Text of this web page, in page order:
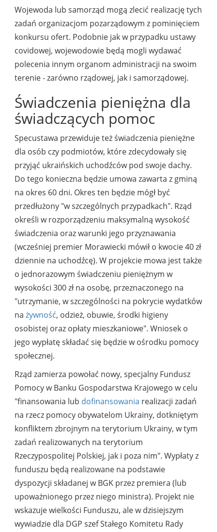
Wojewoda lub samorząd mogą zlecić realizację tych
zadań organizacjom pozarządowym z pominięciem
konkursu ofert. Podobnie jak w przypadku ustawy
covidowej, wojewodowie będą mogli wydawać
polecenia innym organom administracji na swoim
terenie - zarówno rządowej, jak i samorządowej.
Świadczenia pieniężna dla
świadczących pomoc
Specustawa przewiduje też świadczenia pieniężne
dla osób czy podmiotów, które zdecydowały się
przyjąć ukraińskich uchodźców pod swoje dachy.
Do tego konieczna będzie umowa zawarta z gminą
na okres 60 dni. Okres ten będzie mógł być
przedłużony "w szczególnych przypadkach". Rząd
określi w rozporządzeniu maksymalną wysokość
świadczenia oraz warunki jego przyznawania
(wcześniej premier Morawiecki mówił o kwocie 40 zł
dziennie na uchodźcę). W projekcie mowa jest także
o jednorazowym świadczeniu pieniężnym w
wysokości 300 zł na osobę, przeznaczonego na
"utrzymanie, w szczególności na pokrycie wydatków
na żywność, odzież, obuwie, środki higieny
osobistej oraz opłaty mieszkaniowe". Wniosek o
jego wypłatę składać się będzie w ośrodku pomocy
społecznej.
Rząd zamierza powołać nowy, specjalny Fundusz
Pomocy w Banku Gospodarstwa Krajowego w celu
"finansowania lub dofinansowania realizacji zadań
na rzecz pomocy obywatelom Ukrainy, dotkniętym
konfliktem zbrojnym na terytorium Ukrainy, w tym
zadań realizowanych na terytorium
Rzeczypospolitej Polskiej, jak i poza nim". Wypłaty z
funduszu będą realizowane na podstawie
dyspozycji składanej w BGK przez premiera (lub
upoważnionego przez niego ministra). Projekt nie
wskazuje wielkości Funduszu, ale w dzisiejszym
wywiadzie dla DGP szef Stałego Komitetu Rady